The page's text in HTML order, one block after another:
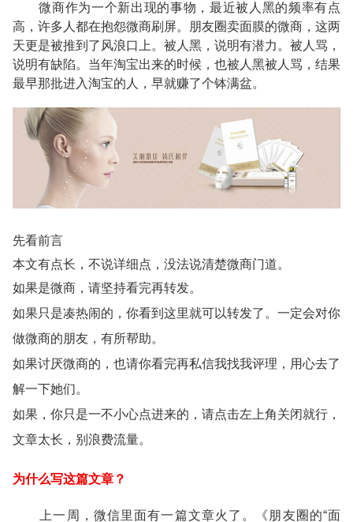
微商作为一个新出现的事物，最近被人黑的频率有点
高，许多人都在抱怨微商刷屏。朋友圈卖面膜的微商，这两
天更是被推到了风浪口上。被人黑，说明有潜力。被人骂，
说明有缺陷。当年淘宝出来的时候，也被人黑被人骂，结果
最早那批进入淘宝的人，早就赚了个钵满盆。
先看前言
本文有点长，不说详细点，没法说清楚微商门道。
如果是微商，请坚持看完再转发。
如果只是凑热闹的，你看到这里就可以转发了。一定会对你
做微商的朋友，有所帮助。
如果讨厌微商的，也请你看完再私信我找我评理，用心去了
解一下她们。
如果，你只是一不小心点进来的，请点击左上角关闭就行，
文章太长，别浪费流量。
为什么写这篇文章？
上一周，微信里面有一篇文章火了。《朋友圈的“面